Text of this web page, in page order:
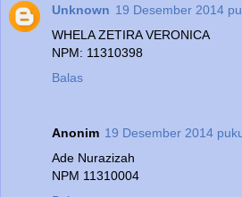
Unknown 19 Desember 2014
WHELA ZETIRA VERONICA
NPM: 11310398
Balas
Anonim 19 Desember 2014
Ade Nurazizah
NPM 11310004